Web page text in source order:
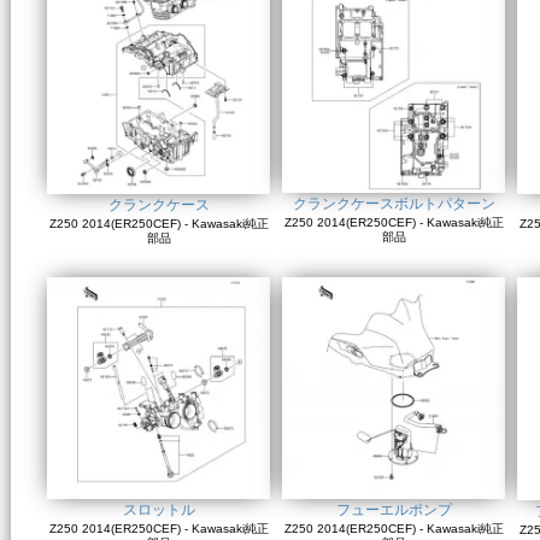
クランクケース
Z250 2014(ER250CEF) - Kawasaki純正
部品
クランクケースボルトパターン
Z250 2014(ER250CEF) - Kawasaki純正
部品
スロットル
Z250 2014(ER250CEF) - Kawasaki純正
フューエルポンプ
Z250 2014(ER250CEF) - Kawasaki純正